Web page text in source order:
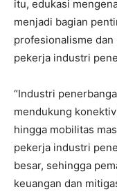
itu, edukasi
menjadi bagian
profesionalisme dan
pekerja industri
“Industri
mendukung
hingga mobilitas
pekerja industri
besar, sehingga
keuangan dan